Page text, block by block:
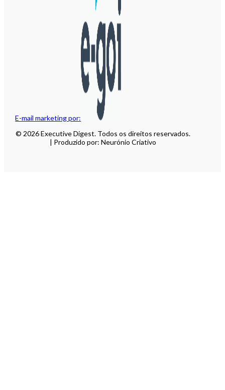
E-mail marketing por:
© 2026 Executive Digest. Todos os direitos reservados.
| Produzido por: Neurónio Criativo